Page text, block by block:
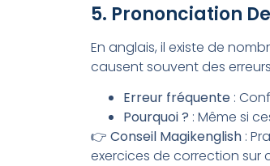
5. Prononciation
En anglais, il existe de
causent souvent des
Erreur fréquente :
Pourquoi ? : Même si
👉 Conseil Magikenglish :
exercices de correction sur